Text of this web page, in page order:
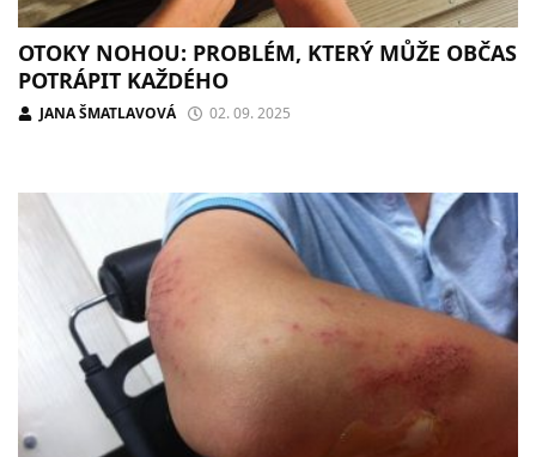
OTOKY NOHOU: PROBLÉM, KTERÝ MŮŽE OBČAS
POTRÁPIT KAŽDÉHO
JANA ŠMATLAVOVÁ 02. 09. 2025